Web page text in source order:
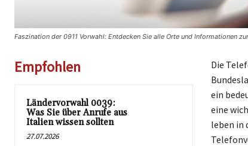
Faszination der 0911 Vorwahl: Entdecken Sie alle Orte und Informationen
Empfohlen
Ländervorwahl 0039:
Was Sie über Anrufe aus
Italien wissen sollten
27.07.2026
Die
ein
eine
leben in